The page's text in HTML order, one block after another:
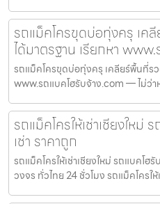
รถแม็คโครขุดบ่อทุ่งครุ เค
ได้มาตรฐาน เรียกหา
รถแม็คโครขุดบ่อทุ่งครุ เคลียร์พื้นที่ร
www.รถแบคโฮรับจ้าง.com — ไม่ว่
รถแม็คโครให้เช่าเชียงใหม่
เช่า ราคาถูก
รถแม็คโครให้เช่าเชียงใหม่ รถแบคโฮ
วงจร ทั่วไทย 24 ชั่วโมง รถแม็คโครใ